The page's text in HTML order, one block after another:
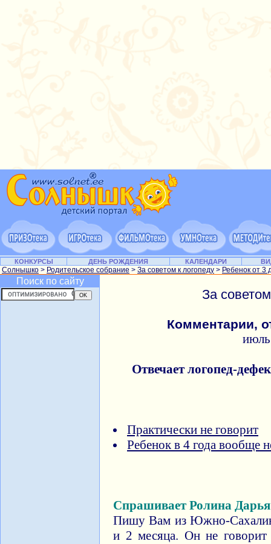
КОНКУРСЫ ДЕНЬ РОЖДЕНИЯ КАЛЕНДАРИ
Солнышко > Родительское собрание > За советом к логопеду > Ребенок от 3
Поиск по сайту
За
Комментарии,
Отвечает логопед-
Практически не говорит
Ребенок в 4 года вообще
Спрашивает Ролина
Пишу Вам из Южно-
и 2 месяца. Он не говорит